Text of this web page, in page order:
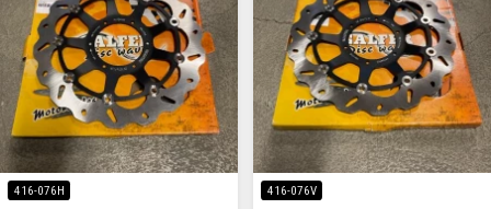
416-076H 416-076V